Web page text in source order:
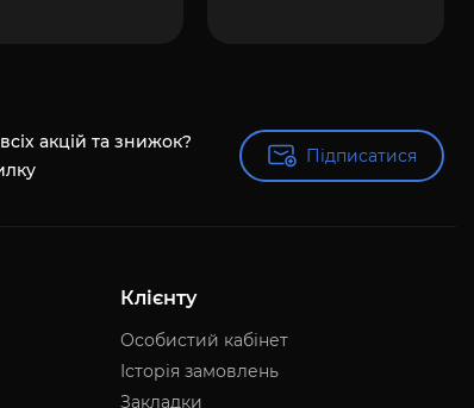
акцій та знижок?
Підписатися
Підписатися
Клієнту
Особистий кабінет
Історія замовлень
Закладки